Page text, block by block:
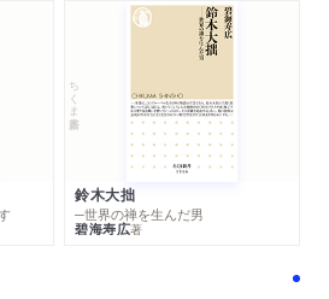
ちくま新書
鈴木大拙
─世界の禅を生んだ男
碧海寿広著